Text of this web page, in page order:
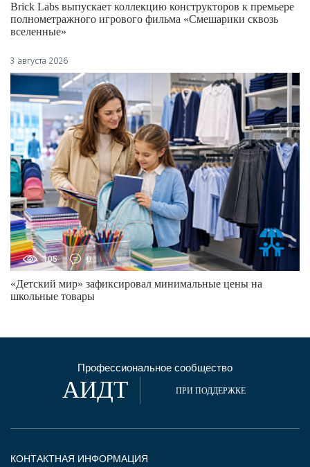
Brick Labs выпускает коллекцию конструкторов к премьере
полнометражного игрового фильма «Смешарики сквозь
вселенные»
3 августа 2026
105 0
«Детский мир» зафиксировал минимальные цены на
школьные товары
Профессиональное сообщество
АИДТ ПРИ ПОДДЕРЖКЕ
КОНТАКТНАЯ ИНФОРМАЦИЯ